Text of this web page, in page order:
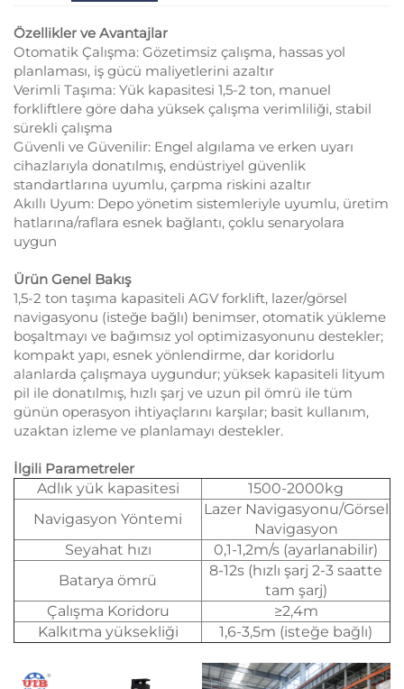
Özellikler ve Avantajlar
Otomatik Çalışma: Gözetimsiz çalışma, hassas yol
planlaması, iş gücü maliyetlerini azaltır
Verimli Taşıma: Yük kapasitesi 1,5-2 ton, manuel
forkliftlere göre daha yüksek çalışma verimliliği, stabil
sürekli çalışma
Güvenli ve Güvenilir: Engel algılama ve erken uyarı
cihazlarıyla donatılmış, endüstriyel güvenlik
standartlarına uyumlu, çarpma riskini azaltır
Akıllı Uyum: Depo yönetim sistemleriyle uyumlu, üretim
hatlarına/raflara esnek bağlantı, çoklu senaryolara
uygun
Ürün Genel Bakış
1,5-2 ton taşıma kapasiteli AGV forklift, lazer/görsel
navigasyonu (isteğe bağlı) benimser, otomatik yükleme
boşaltmayı ve bağımsız yol optimizasyonunu destekler;
kompakt yapı, esnek yönlendirme, dar koridorlu
alanlarda çalışmaya uygundur; yüksek kapasiteli lityum
pil ile donatılmış, hızlı şarj ve uzun pil ömrü ile tüm
günün operasyon ihtiyaçlarını karşılar; basit kullanım,
uzaktan izleme ve planlamayı destekler.
İlgili Parametreler
Adlık yük kapasitesi
1500-2000kg
Navigasyon Yöntemi
Lazer Navigasyonu/Görsel
Navigasyon
Seyahat hızı
0,1-1,2m/s (ayarlanabilir)
Batarya ömrü
8-12s (hızlı şarj 2-3 saatte
tam şarj)
Çalışma Koridoru
≥2,4m
Kalkıtma yüksekliği
1,6-3,5m (isteğe bağlı)